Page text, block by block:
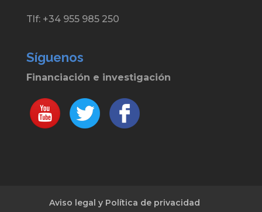
Tlf: +34 955 985 250
Síguenos
Financiación e investigación
Aviso legal y Política de privacidad